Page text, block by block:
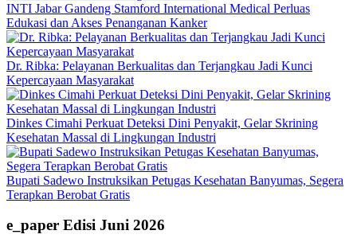
INTI Jabar Gandeng Stamford International Medical Perluas
Edukasi dan Akses Penanganan Kanker
Dr. Ribka: Pelayanan Berkualitas dan Terjangkau Jadi Kunci
Kepercayaan Masyarakat
Dinkes Cimahi Perkuat Deteksi Dini Penyakit, Gelar Skrining
Kesehatan Massal di Lingkungan Industri
Bupati Sadewo Instruksikan Petugas Kesehatan Banyumas, Segera
Terapkan Berobat Gratis
e_paper Edisi Juni 2026